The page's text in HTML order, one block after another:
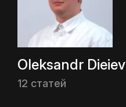
Oleksandr Dieiev
12 статей